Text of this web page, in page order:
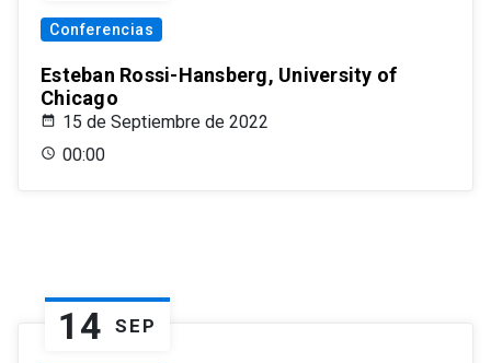
Conferencias
Esteban Rossi-Hansberg, University of
Chicago
15 de Septiembre de 2022
00:00
14 SEP